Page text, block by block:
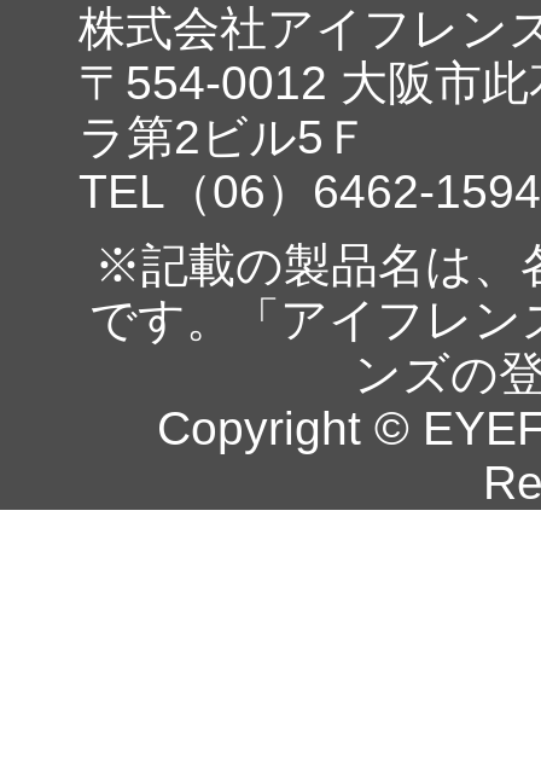
株式会社アイフレン
〒554-0012 大阪市
ラ第2ビル5Ｆ
TEL（06）6462-
※記載の製品名は、
です。「アイフレ
ンズの
Copyright ©